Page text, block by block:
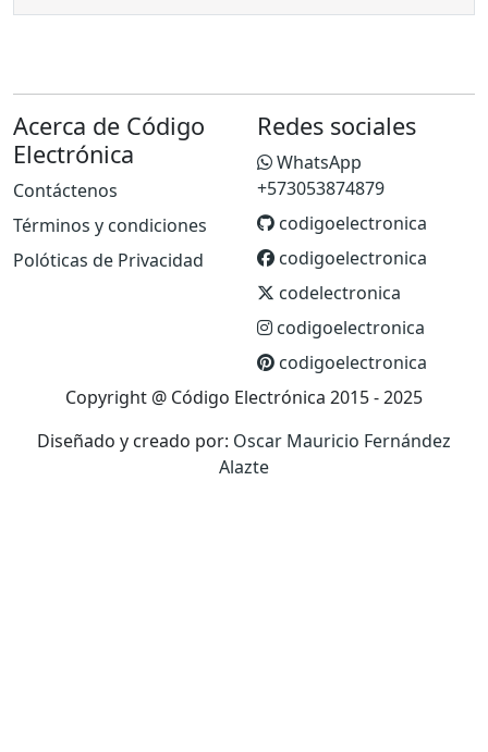
Acerca de Código
Electrónica
Contáctenos
Términos y condiciones
Polóticas de Privacidad
Redes sociales
WhatsApp
+573053874879
codigoelectronica
codigoelectronica
codelectronica
codigoelectronica
codigoelectronica
Copyright @ Código Electrónica 2015 - 2025
Diseñado y creado por: Oscar Mauricio Fernández
Alazte